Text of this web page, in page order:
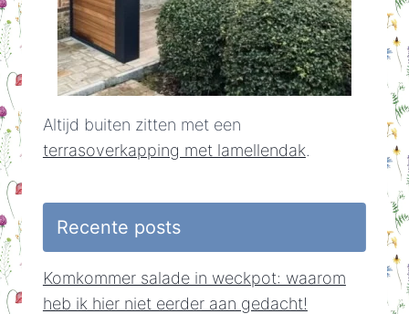
Altijd buiten zitten met een
terrasoverkapping met lamellendak.
Recente posts
Komkommer salade in weckpot: waarom
heb ik hier niet eerder aan gedacht!